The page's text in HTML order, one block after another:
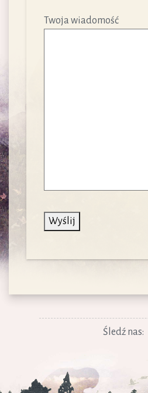
Twoja wiadomość
Śledź nas: